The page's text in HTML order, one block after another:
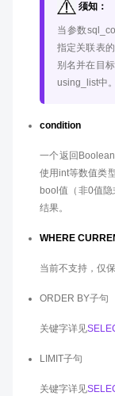
须知：
当参数
指定关联表
别名并在目
using_list中。
condition
一个返回
使用int等数值类
bool值（非0值
结果。
WHERE
当前不支持，仅
ORDER BY子句
关键字详见
LIMIT子句
关键字详见